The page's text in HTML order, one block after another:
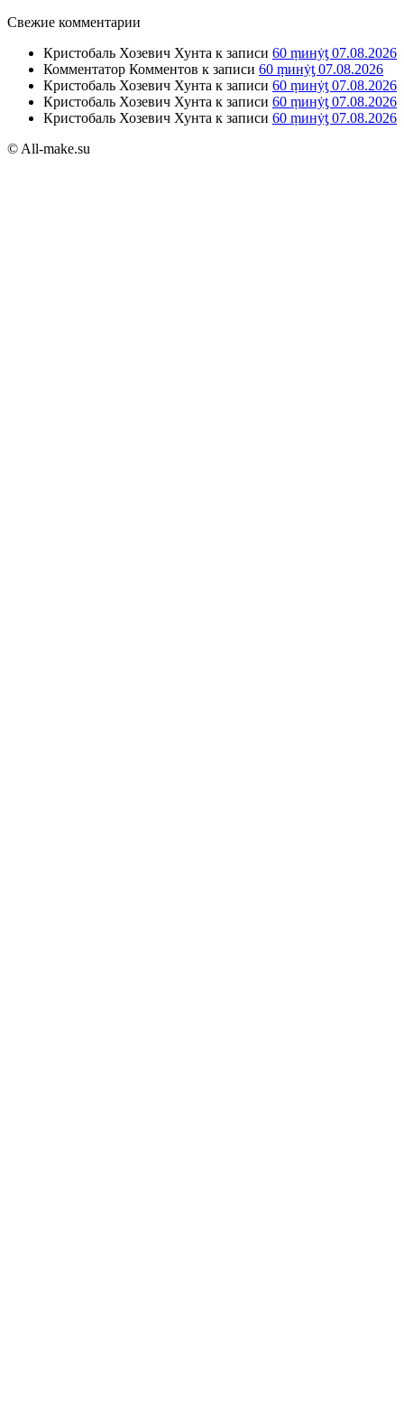
Свежие комментарии
Кристобаль Хозевич Хунта к записи 60 ṃинẏƫ 07.08.2026
Комментатор Комментов к записи 60 ṃинẏƫ 07.08.2026
Кристобаль Хозевич Хунта к записи 60 ṃинẏƫ 07.08.2026
Кристобаль Хозевич Хунта к записи 60 ṃинẏƫ 07.08.2026
Кристобаль Хозевич Хунта к записи 60 ṃинẏƫ 07.08.2026
© All-make.su